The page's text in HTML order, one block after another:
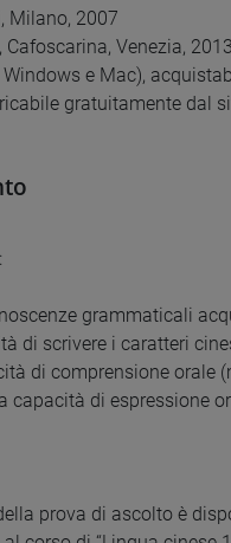
Milano, 2007
Venezia,
e Mac),
gratuitamente dal
grammaticali
di scrivere i caratteri
di comprensione orale
capacità di espressione
prova di ascolto è